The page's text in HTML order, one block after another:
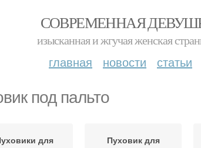
СОВРЕМЕННАЯ
изысканная и жгучая женская
главная новости статьи
под пальто
для
Пуховик для